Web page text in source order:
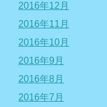
2016年12月
2016年11月
2016年10月
2016年9月
2016年8月
2016年7月